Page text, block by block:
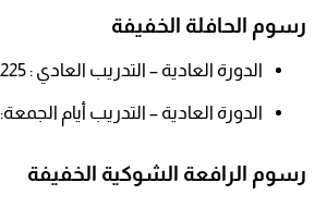
رسوم الحافلة الخفيفة
الدورة العادية – التدريب العادي : 5,225 درهم.
الدورة العادية – التدريب أيام الجمعة: 5,545 درهم.
رسوم الرافعة الشوكية الخفيفة